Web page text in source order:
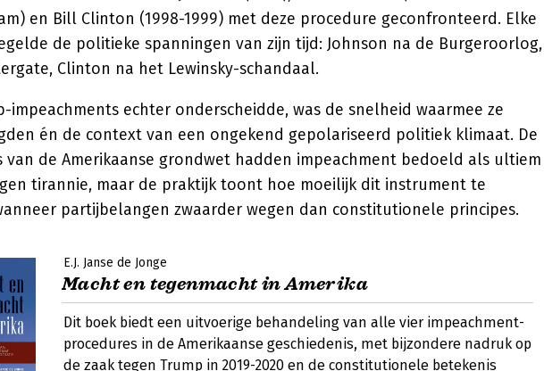
en Bill Clinton (1998-1999) met deze procedure geconfronteerd. Elke
de politieke spanningen van zijn tijd: Johnson na de Burgeroorlog,
Clinton na het Lewinsky-schandaal.
impeachments echter onderscheidde, was de snelheid waarmee ze
én de context van een ongekend gepolariseerd politiek klimaat. De
van de Amerikaanse grondwet hadden impeachment bedoeld als ultiem
tirannie, maar de praktijk toont hoe moeilijk dit instrument te
partijbelangen zwaarder wegen dan constitutionele principes.
E.J. Janse de Jonge
Macht en tegenmacht in Amerika
Dit boek biedt een uitvoerige behandeling van alle vier impeachment-
procedures in de Amerikaanse geschiedenis, met bijzondere nadruk op
de zaak tegen Trump in 2019-2020 en de constitutionele betekenis